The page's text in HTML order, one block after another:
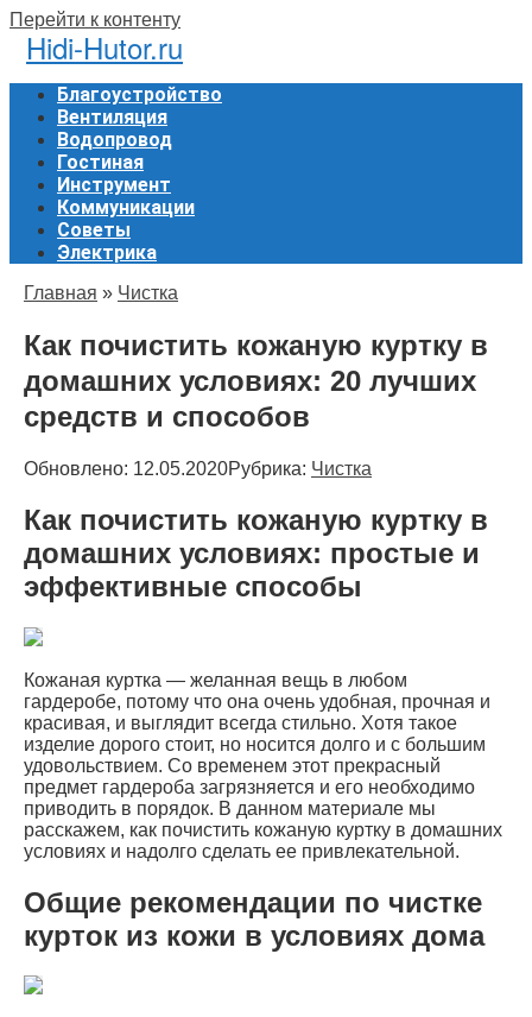
Перейти к контенту
Hidi-Hutor.ru
Благоустройство
Вентиляция
Водопровод
Гостиная
Инструмент
Коммуникации
Советы
Электрика
Главная » Чистка
Как почистить кожаную куртку в
домашних условиях: 20 лучших
средств и способов
Обновлено: 12.05.2020Рубрика: Чистка
Как почистить кожаную куртку в
домашних условиях: простые и
эффективные способы
Кожаная куртка — желанная вещь в любом
гардеробе, потому что она очень удобная, прочная и
красивая, и выглядит всегда стильно. Хотя такое
изделие дорого стоит, но носится долго и с большим
удовольствием. Со временем этот прекрасный
предмет гардероба загрязняется и его необходимо
приводить в порядок. В данном материале мы
расскажем, как почистить кожаную куртку в домашних
условиях и надолго сделать ее привлекательной.
Общие рекомендации по чистке
курток из кожи в условиях дома